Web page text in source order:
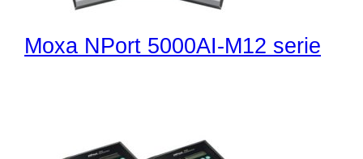
Moxa NPort 5000AI-M12 serie